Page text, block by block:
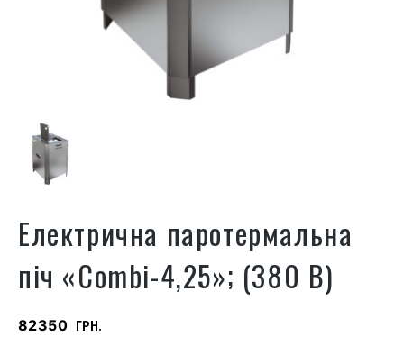
Електрична паротермальна
піч «Combi-4,25»; (380 В)
82350 ГРН.